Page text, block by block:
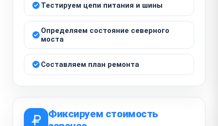
Тестируем цепи питания и шины
Определяем состояние северного
моста
Составляем план ремонта
Фиксируем стоимость